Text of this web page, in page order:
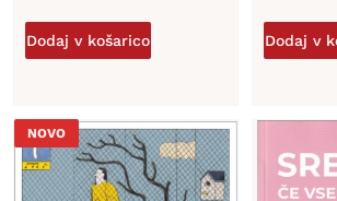
Dodaj v košarico Dodaj v
NOVO